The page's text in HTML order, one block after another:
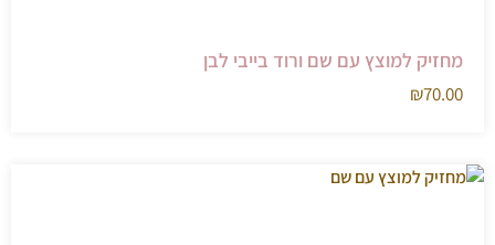
מחזיק למוצץ עם שם ורוד בייבי לבן
₪70.00